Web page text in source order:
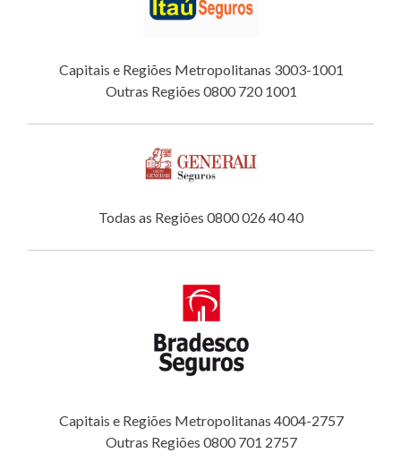
Capitais e Regiões Metropolitanas 3003-1001
Outras Regiões 0800 720 1001
Todas as Regiões 0800 026 40 40
Capitais e Regiões Metropolitanas 4004-2757
Outras Regiões 0800 701 2757